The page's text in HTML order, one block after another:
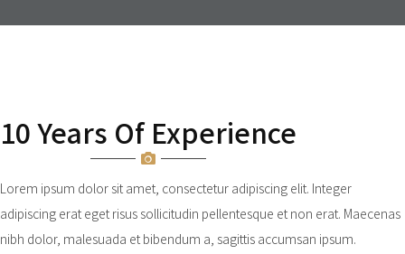
10 Years Of Experience
Lorem ipsum dolor sit amet, consectetur adipiscing elit. Integer
adipiscing erat eget risus sollicitudin pellentesque et non erat. Maecenas
nibh dolor, malesuada et bibendum a, sagittis accumsan ipsum.